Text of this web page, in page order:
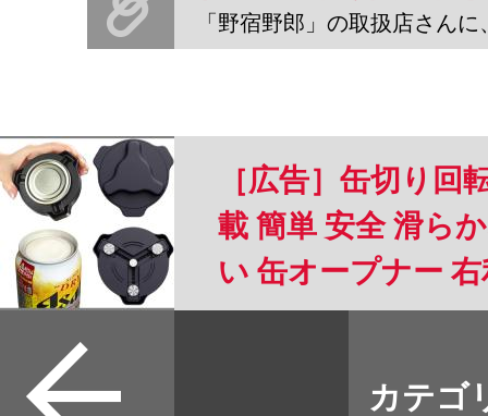
「野宿野郎」の取扱店さんに、青山ブックセンター自由が丘店さ
［広告］缶切り回
載 簡単 安全 滑ら
い 缶オープナー
格 アルミ缶 ソー
カテゴ
取扱店